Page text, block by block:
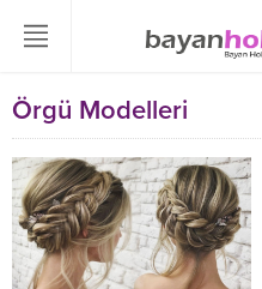
Örgü Modelleri